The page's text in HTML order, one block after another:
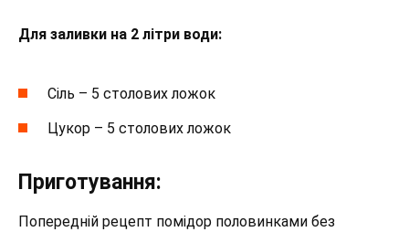
Для заливки на 2 літри води:
Сіль – 5 столових ложок
Цукор – 5 столових ложок
Приготування:
Попередній рецепт помідор половинками без